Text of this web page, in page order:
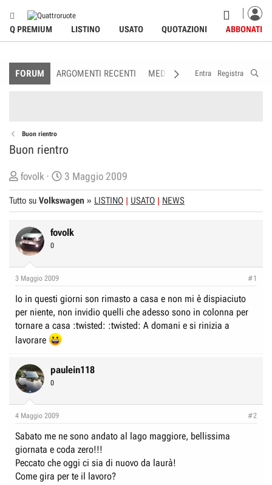
Q PREMIUM LISTINO USATO QUOTAZIONI ABBONATI
FORUM ARGOMENTI RECENTI MEDIA MEMBRI
Entra Registra
Buon rientro
Buon rientro
C
r
e
t
o
e
D
i
s
c
s
s
i
e
fovolk
D
a
t
d
i
z
i
3 Maggio 2009
Tutto su Volkswagen » LISTINO USATO NEWS
fovolk
0
3 Maggio 2009 #1
Io in questi giorni son rimasto a casa e non mi è dispiaciuto
per niente, non invidio quelli che adesso sono in colonna per
tornare a casa :twisted: :twisted: A domani e si rinizia a
lavorare
paulein118
0
4 Maggio 2009 #2
Sabato me ne sono andato al lago maggiore, bellissima
giornata e coda zero!!!
Peccato che oggi ci sia di nuovo da laurà!
Come gira per te il lavoro?